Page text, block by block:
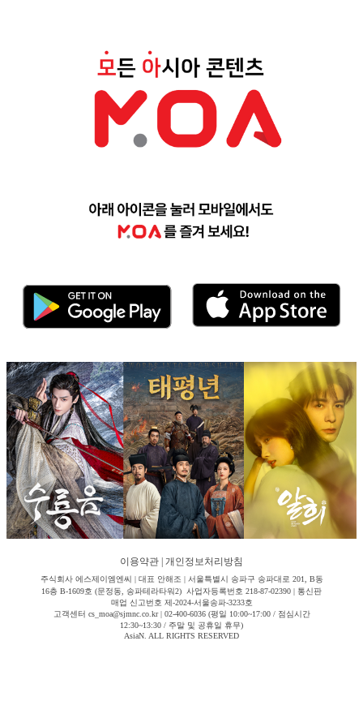
이용약관 개인정보처리방침
주식회사 에스제이엠엔씨 | 대표 안해조 | 서울특별시 송파구 송파대로 201, B동
16층 B-1609호 (문정동, 송파테라타워2) 사업자등록번호 218-87-02390 | 통신판
매업 신고번호 제-2024-서울송파-3233호
고객센터 cs_moa@sjmnc.co.kr | 02-400-6036 (평일 10:00~17:00 / 점심시간
12:30~13:30 / 주말 및 공휴일 휴무)
AsiaN. ALL RIGHTS RESERVED